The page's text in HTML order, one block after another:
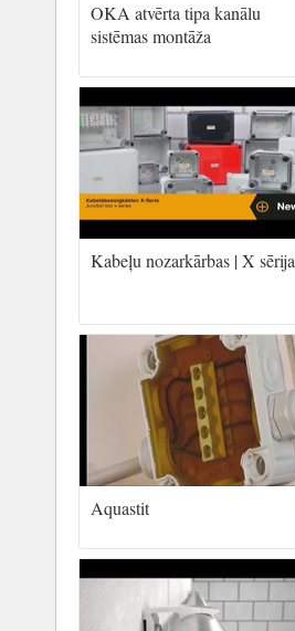
OKA atvērta tipa kanālu
sistēmas montāža
Kabeļu nozarkārbas | X sērija
Aquastit